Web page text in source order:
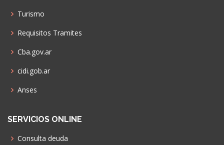
Turismo
Requisitos Tramites
Cba.gov.ar
cidi.gob.ar
Anses
SERVICIOS ONLINE
Consulta deuda